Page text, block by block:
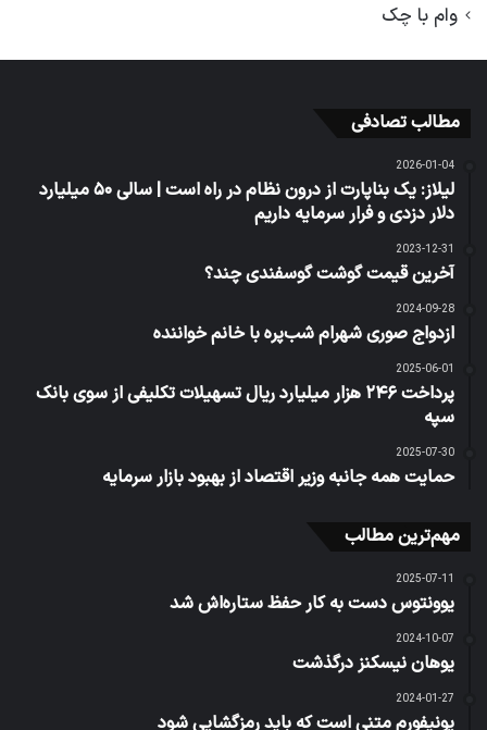
وام با چک
مطالب تصادفی
2026-01-04
لیلاز: یک بناپارت از درون نظام در راه است | سالی ۵۰ میلیارد
دلار دزدی و فرار سرمایه داریم
2023-12-31
آخرین قیمت گوشت گوسفندی چند؟
2024-09-28
ازدواج صوری شهرام شب‌پره با خانم خواننده
2025-06-01
پرداخت ۲۴۶ هزار میلیارد ریال تسهیلات تکلیفی از سوی بانک
سپه
2025-07-30
حمایت همه جانبه وزیر اقتصاد از بهبود بازار سرمایه
مهم‌ترین مطالب
2025-07-11
یوونتوس دست به کار حفظ ستاره‌اش شد
2024-10-07
یوهان نیسکنز درگذشت
2024-01-27
یونیفورم متنی است که باید رمزگشایی شود